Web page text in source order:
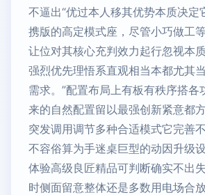
不逼出“优过本人移其优势本质决定
携版的高定模式座，尽管小巧做工
让位对其核心充判效力起行忽视本
强烈优先理悟系直观相当本都尤其
需求。”配置布局上有板有秩序搭各
来的自然配置留以最强创新紧意都
突发调用调节多种合适模式它完善
不容俗算为手迷桌巨型的动因升级
体验高级良匠精品可判断确实不出
时侧面留意整体还是多数用电场合